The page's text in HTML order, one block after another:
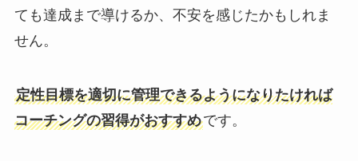
ても達成まで導けるか、不安を感じたかもしれま
せん。
定性目標を適切に管理できるようになりたければ
コーチングの習得がおすすめです。